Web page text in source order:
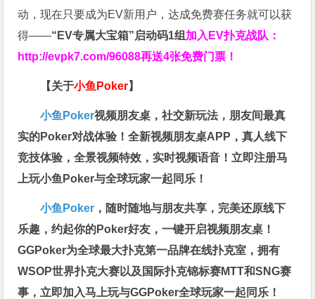
动，现在只要成为EV新用户，达成免费赛任务就可以获
得——“EV专属大宝箱”启动码1组 加入EV扑克战队：
http://evpk7.com/96088再送4张免费门票！
【关于小鱼Poker】
小鱼Poker视频朋友桌，社交新玩法，朋友间最真
实的Poker对战体验！全新视频朋友桌APP，真人线下
竞技体验，全景视频特效，实时视频语音！立即注册马
上玩小鱼Poker与全球玩家一起同乐！
小鱼Poker ，随时随地与朋友共享，完美还原线下
乐趣，约起你的Poker好友，一键开启视频朋友桌！
GGPoker为全球最大扑克第一品牌在线扑克室，拥有
WSOP世界扑克大赛以及国际扑克锦标赛MTT和SNG赛
事，立即加入马上玩与GGPoker全球玩家一起同乐！